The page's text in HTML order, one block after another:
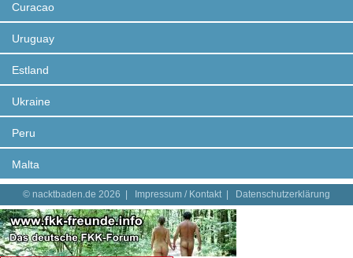
Curacao
Uruguay
Estland
Ukraine
Peru
Malta
© nacktbaden.de 2026 | Impressum / Kontakt| Datenschutzerklärung